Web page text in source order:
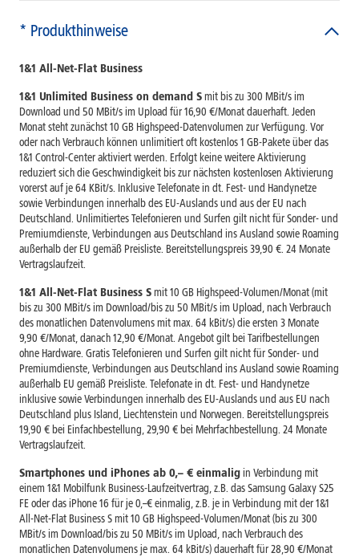
* Produkthinweise
1&1 All-Net-Flat Business
1&1 Unlimited Business on demand Smit bis zu 300 MBit/s im
Download und 50 MBit/s im Upload für 16,90 €/Monat dauerhaft. Jeden
Monat steht zunächst 10 GB Highspeed-Datenvolumen zur Verfügung. Vor
oder nach Verbrauch können unlimitiert oft kostenlos 1 GB-Pakete über das
1&1 Control-Center aktiviert werden. Erfolgt keine weitere Aktivierung
reduziert sich die Geschwindigkeit bis zur nächsten kostenlosen Aktivierung
vorerst auf je 64 KBit/s. Inklusive Telefonate in dt. Fest- und Handynetze
sowie Verbindungen innerhalb des EU-Auslands und aus der EU nach
Deutschland. Unlimitiertes Telefonieren und Surfen gilt nicht für Sonder- und
Premiumdienste, Verbindungen aus Deutschland ins Ausland sowie Roaming
außerhalb der EU gemäß Preisliste. Bereitstellungspreis 39,90 €. 24 Monate
Vertragslaufzeit.
1&1 All-Net-Flat Business Smit 10 GB Highspeed-Volumen/Monat (mit
bis zu 300 MBit/s im Download/bis zu 50 MBit/s im Upload, nach Verbrauch
des monatlichen Datenvolumens mit max. 64 kBit/s) die ersten 3 Monate
9,90 €/Monat, danach 12,90 €/Monat. Angebot gilt bei Tarifbestellungen
ohne Hardware. Gratis Telefonieren und Surfen gilt nicht für Sonder- und
Premiumdienste, Verbindungen aus Deutschland ins Ausland sowie Roaming
außerhalb EU gemäß Preisliste. Telefonate in dt. Fest- und Handynetze
inklusive sowie Verbindungen innerhalb des EU-Auslands und aus EU nach
Deutschland plus Island, Liechtenstein und Norwegen. Bereitstellungspreis
19,90 € bei Einfachbestellung, 29,90 € bei Mehrfachbestellung. 24 Monate
Vertragslaufzeit.
Smartphones und iPhones ab 0,– € einmaligin Verbindung mit
einem 1&1 Mobilfunk Business-Laufzeitvertrag, z.B. das Samsung Galaxy S25
FE oder das iPhone 16 für je 0,–€ einmalig, z.B. je in Verbindung mit der 1&1
All-Net-Flat Business S mit 10 GB Highspeed-Volumen/Monat (bis zu 300
MBit/s im Download/bis zu 50 MBit/s im Upload, nach Verbrauch des
monatlichen Datenvolumens je max. 64 kBit/s) dauerhaft für 28,90 €/Monat